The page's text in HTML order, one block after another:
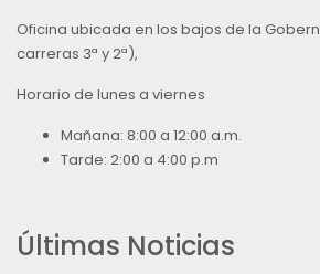
Oficina ubicada en los bajos de la
carreras 3ª y 2ª),
Horario de lunes a viernes
Mañana: 8:00 a 12:00 a.m.
Tarde: 2:00 a 4:00 p.m
Últimas Noticias